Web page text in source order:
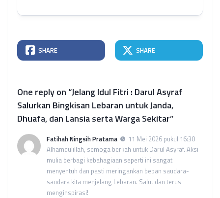
SHARE SHARE
One reply on “Jelang Idul Fitri : Darul Asyraf
Salurkan Bingkisan Lebaran untuk Janda,
Dhuafa, dan Lansia serta Warga Sekitar”
Fatihah Ningsih Pratama
11 Mei 2026 pukul 16:30
Alhamdulillah, semoga berkah untuk Darul Asyraf. Aksi
mulia berbagi kebahagiaan seperti ini sangat
menyentuh dan pasti meringankan beban saudara-
saudara kita menjelang Lebaran. Salut dan terus
menginspirasi!